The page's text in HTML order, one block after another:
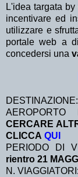
L'idea targata by
incentivare ed
utilizzare e
portale web a
concedersi una
DESTINAZIONE:
CERCARE
CLICCA QUI
PERIODO DI
rientro 21
N. VIAGGIATORI: